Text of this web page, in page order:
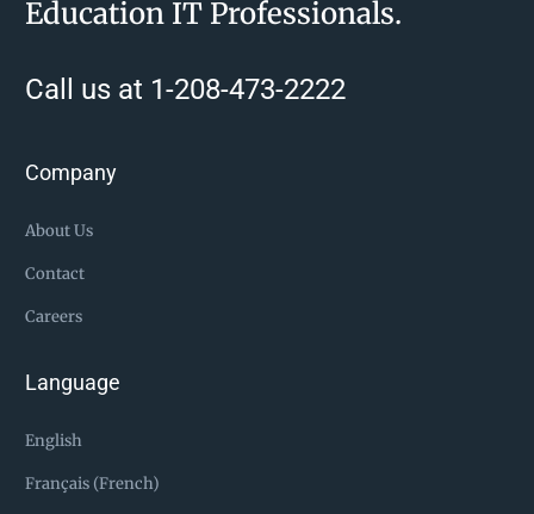
Education IT Professionals.
Call us at 1-208-473-2222
Company
About Us
Contact
Careers
Language
English
Français (French)